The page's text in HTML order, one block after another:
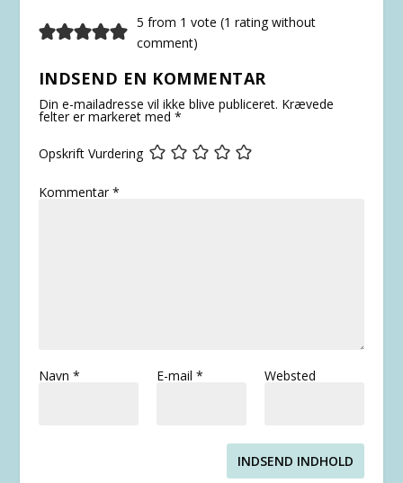
5 from 1 vote (1 rating without
comment)
INDSEND EN KOMMENTAR
Din e-mailadresse vil ikke blive publiceret. Krævede
felter er markeret med *
Opskrift Vurdering
Kommentar*
Navn * E-mail * Websted
INDSEND INDHOLD